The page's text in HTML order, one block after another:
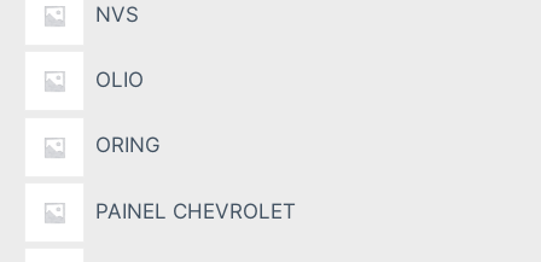
NVS
OLIO
ORING
PAINEL CHEVROLET